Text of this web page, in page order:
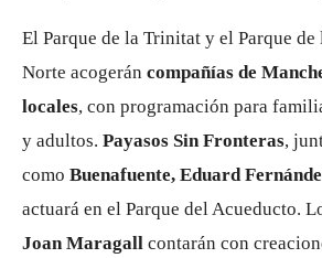
El Parque de la Trinitat y el Parque
Norte acogerán compañías de
locales, con programación para
y adultos. Payasos Sin Fronteras,
como Buenafuente, Eduard
actuará en el Parque del Acueducto.
Joan Maragall contarán con